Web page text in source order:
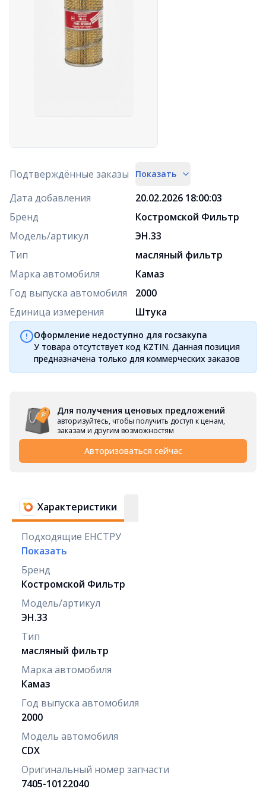
Подтверждённые заказы Показать
Дата добавления
20.02.2026 18:00:03
Бренд
Костромской Фильтр
Модель/артикул
ЭН.33
Тип
масляный фильтр
Марка автомобиля
Камаз
Год выпуска автомобиля
2000
Единица измерения
Штука
Оформление недоступно для госзакупа
У товара отсутствует код KZTIN. Данная позиция
предназначена только для коммерческих заказов
Для получения ценовых предложений
авторизуйтесь, чтобы получить доступ к ценам,
заказам и другим возможностям
Авторизоваться сейчас
Характеристики
Подходящие ЕНСТРУ
Показать
Бренд
Костромской Фильтр
Модель/артикул
ЭН.33
Тип
масляный фильтр
Марка автомобиля
Камаз
Год выпуска автомобиля
2000
Модель автомобиля
CDX
Оригинальный номер запчасти
7405-10122040